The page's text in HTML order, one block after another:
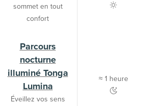
sommet en tout
confort
Parcours
nocturne
illuminé Tonga
Lumina
Éveillez vos sens
≈ 1 heure